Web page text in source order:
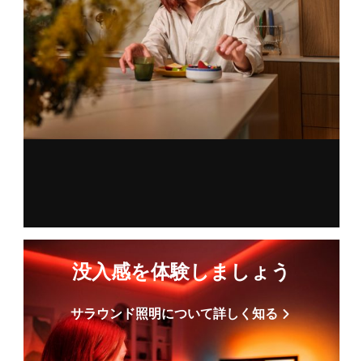
没入感を体験しましょう
サラウンド照明について詳しく知る